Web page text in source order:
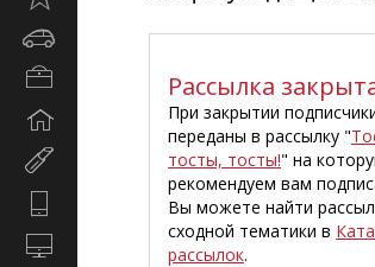
Автомобили
Компьютеры
Рассылка
При закрытии
переданы в рассылку "
тосты, тосты!" на
рекомендуем вам
Вы можете найти
сходной тематики в
рассылок.